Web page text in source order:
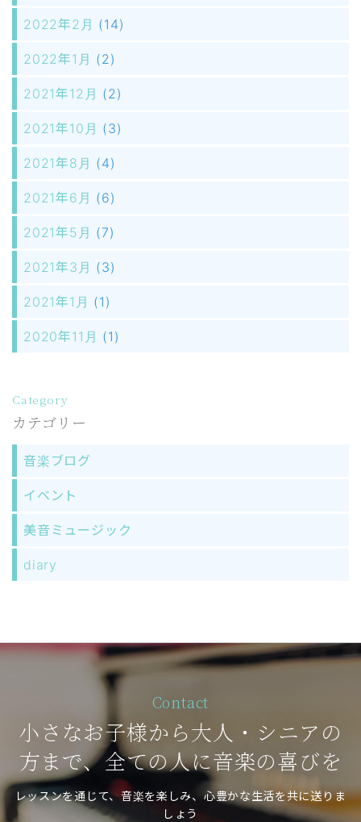
2022年2月 (14)
2022年1月 (2)
2021年12月 (2)
2021年10月 (3)
2021年8月 (4)
2021年6月 (6)
2021年5月 (7)
2021年3月 (3)
2021年1月 (1)
2020年11月 (1)
Category
カテゴリー
音楽ブログ
イベント
美音ミュージック
diary
Contact
小さなお子様から大人・シニアの
方まで、全ての人に音楽の喜びを
レッスンを通じて、音楽を楽しみ、心豊かな生活を共に送りま
しょう